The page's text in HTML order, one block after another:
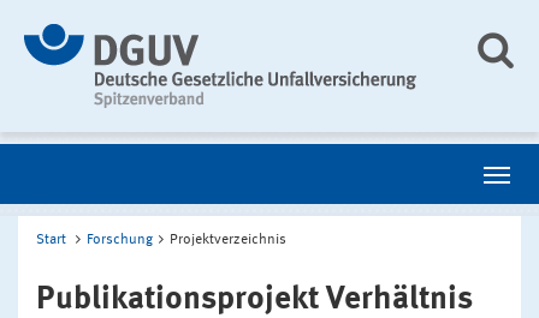
Start Forschung Projektverzeichnis
Publikationsprojekt Verhältnis